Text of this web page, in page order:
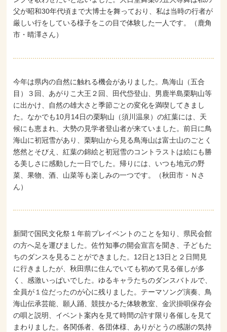
父が昭和30年代頃まで大博士を舞っており、私は当時の行者が
厳しい行をしている様子をこの目で体験した一人です。（鹿角
市・晴澤さん）
今年は県内の自然に触れる機会がありました。鳥海山（五合
目）３回、あがりこ大王２回、田代岱登山、男鹿半島栗駒山等
に出かけ、自然の雄大さと季節ごとの変化を満喫してきまし
た。なかでも10月14日の栗駒山（須川温泉）の紅葉には、天
候にも恵まれ、大勢の見学者登山者が来ていました。前日に鳥
海山に初冠雪があり、栗駒山から見る鳥海山は富士山のごとく
悠然とそびえ、紅葉の錦絵と初冠雪のコントラストは絵にも勝
る美しさに感動した一日でした。帰りには、いつも地元の野
菜、果物、酒、山菜等も楽しみの一つです。（秋田市・Ｎさ
ん）
新聞で国民文化祭１年前プレイベントのことを知り、県民会館
の方へ足を運びました。佐竹知事の開会宣言を聞き、子どもた
ちのダンスを見ることができました。12日と13日と２日間見
に行きましたが、秋田県に住んでいても初めて見る催しが多
く、感激いっぱいでした。ゆるキャラたちのダンスバトルで、
全員が１位だったのが心に残りました。テーマソング演奏、鳥
海山伝承芸能、願人踊、競技かるた体験教室、金沢掛唄保存会
の唄と説明、イベント案内を見て時間の許す限り各催しを見て
まわりました。各関係者、各団体様、ありがとうの感謝の気持